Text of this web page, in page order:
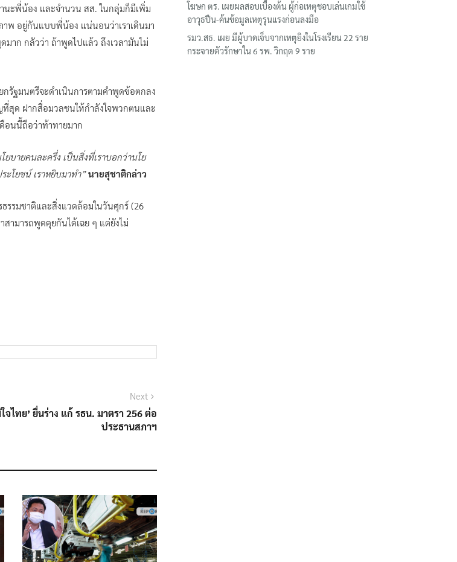
านะพี่น้อง และจำนวน สส. ในกลุ่มก็มีเพิ่ม
าพ อยู่กันแบบพี่น้อง แน่นอนว่าเราเดินมา
าก กลัวว่า ถ้าพูดไปแล้ว ถึงเวลามันไม่
กรัฐมนตรีจะดำเนินการตามคำพูดข้อตกลง
ที่สุด ฝากสื่อมวลชนให้กำลังใจพวกตนและ
ดือนนี้ถือว่าท้าทายมาก
ยบายคนละครึ่ง เป็นสิ่งที่เราบอกว่านโย
ะโยชน์ เราหยิบมาทำ” นายสุชาติกล่าว
ธรรมชาติและสิ่งแวดล้อมในวันศุกร์ (26
สามารถพูดคุยกันได้เฉย ๆ แต่ยังไม่
Next
ใจไทย’ ยื่นร่าง แก้ รธน. มาตรา 256 ต่อ
ประธานสภาฯ
โฆษก ตร. เผยผลสอบเบื้องต้น ผู้ก่อเหตุชอบเล่นเกมใช้
อาวุธปืน-ค้นข้อมูลเหตุรุนแรงก่อนลงมือ
รมว.สธ. เผย มีผู้บาดเจ็บจากเหตุยิงในโรงเรียน 22 ราย
กระจายตัวรักษาใน 6 รพ. วิกฤต 9 ราย